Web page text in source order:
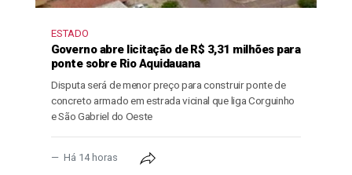
ESTADO
Governo abre licitação de R$ 3,31 milhões para
ponte sobre Rio Aquidauana
Disputa será de menor preço para construir ponte de
concreto armado em estrada vicinal que liga Corguinho
e São Gabriel do Oeste
Há 14 horas